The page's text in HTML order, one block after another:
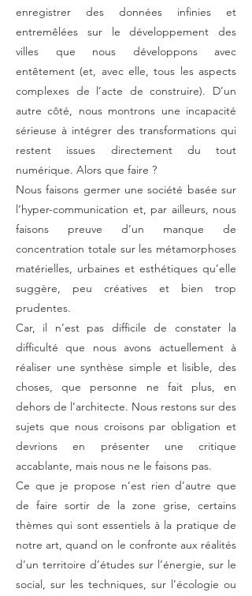
enregistrer des données infinies et
entremêlées sur le développement des
villes que nous développons avec
entêtement (et, avec elle, tous les aspects
complexes de l’acte de construire). D’un
autre côté, nous montrons une incapacité
sérieuse à intégrer des transformations qui
restent issues directement du tout
numérique. Alors que faire ?
Nous faisons germer une société basée sur
l’hyper-communication et, par ailleurs, nous
faisons preuve d’un manque de
concentration totale sur les métamorphoses
matérielles, urbaines et esthétiques qu’elle
suggère, peu créatives et bien trop
prudentes.
Car, il n’est pas difficile de constater la
difficulté que nous avons actuellement à
réaliser une synthèse simple et lisible, des
choses, que personne ne fait plus, en
dehors de l’architecte. Nous restons sur des
sujets que nous croisons par obligation et
devrions en présenter une critique
accablante, mais nous ne le faisons pas.
Ce que je propose n’est rien d’autre que
de faire sortir de la zone grise, certains
thèmes qui sont essentiels à la pratique de
notre art, quand on le confronte aux réalités
d’un territoire d’études sur l’énergie, sur le
social, sur les techniques, sur l’écologie ou